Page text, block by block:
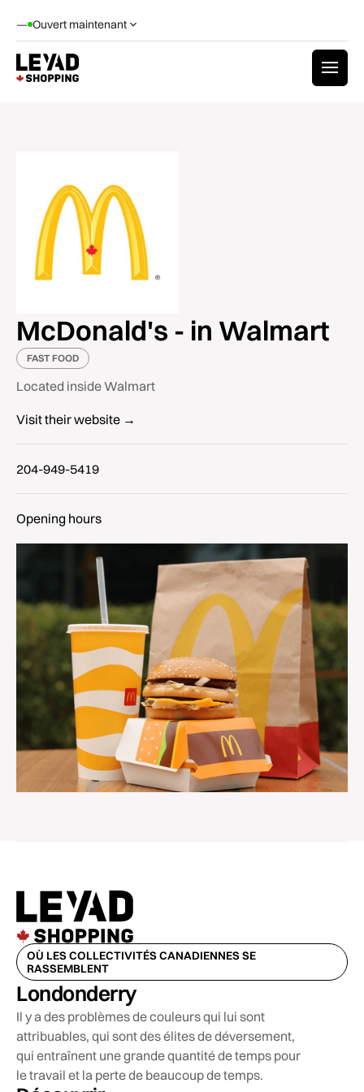
— Ouvert maintenant
McDonald's - in Walmart
FAST FOOD
Located inside Walmart
Visit their website →
204-949-5419
Opening hours
OÙ LES COLLECTIVITÉS CANADIENNES SE
RASSEMBLENT
Londonderry
Il y a des problèmes de couleurs qui lui sont
attribuables, qui sont des élites de déversement,
qui entraînent une grande quantité de temps pour
le travail et la perte de beaucoup de temps.